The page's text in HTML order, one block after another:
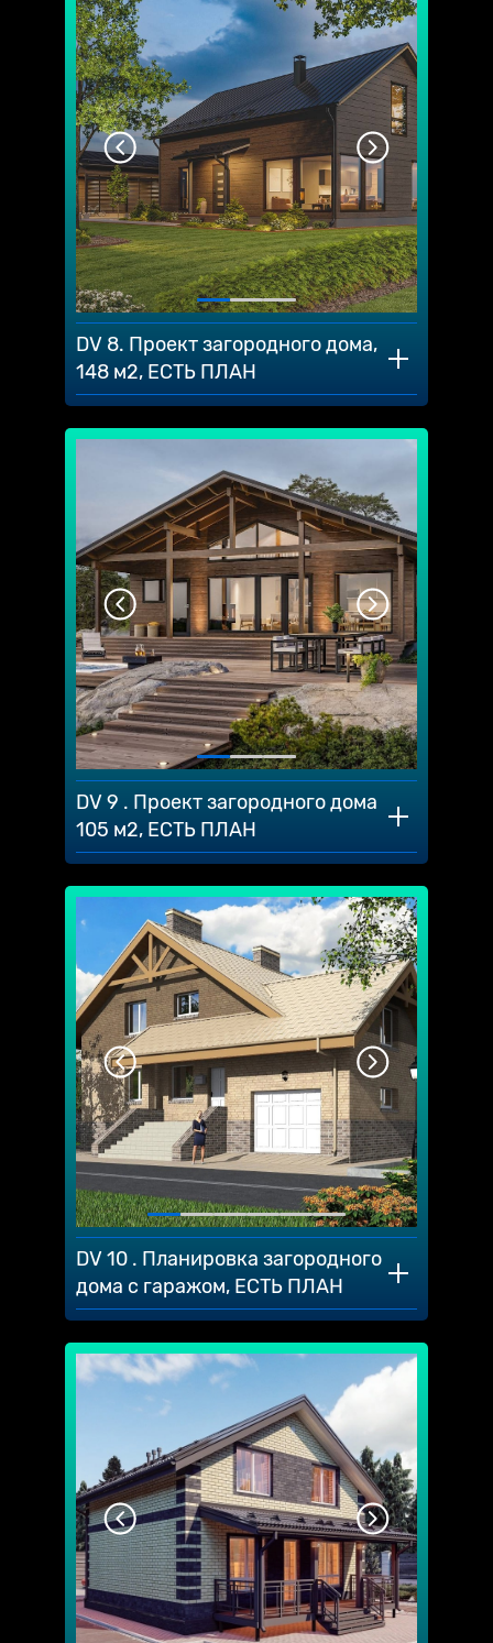
DV 8. Проект загородного дома,
148 м2, ЕСТЬ ПЛАН
DV 9 . Проект загородного дома
105 м2, ЕСТЬ ПЛАН
DV 10 . Планировка загородного
дома с гаражом, ЕСТЬ ПЛАН